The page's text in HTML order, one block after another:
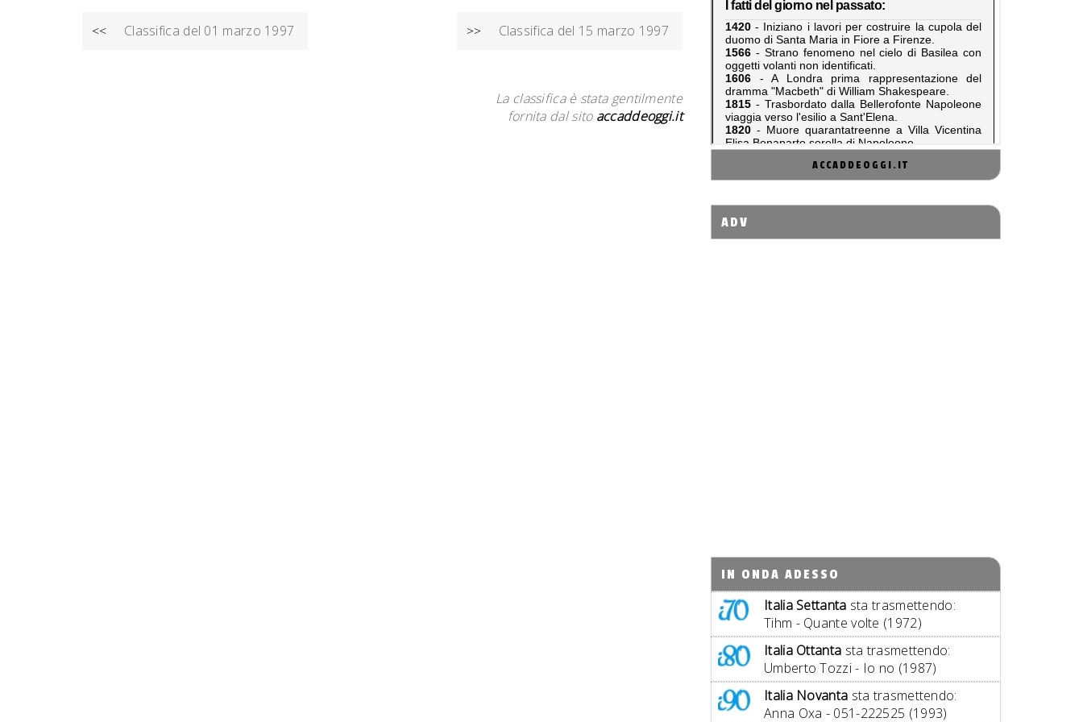
NAVIGAZIONE
<< Classifica del 01 marzo 1997 >> Classifica del 15 marzo 1997
La classifica è stata gentilmente
fornita dal sito accaddeoggi.it
ACCADDEOGGI.IT
ADV
IN ONDA ADESSO
Italia Settanta sta trasmettendo:
Tihm - Quante volte (1972)
Italia Ottanta sta trasmettendo:
Umberto Tozzi - Io no (1987)
Italia Novanta sta trasmettendo:
Anna Oxa - 051-222525 (1993)